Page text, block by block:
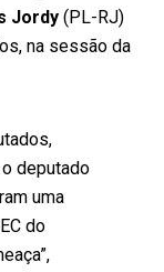
Jordy (PL-RJ)
na sessão da
deputado
uma
do